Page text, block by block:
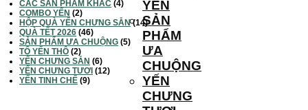
YẾN
SẢN
PHẨM
ƯA
CHUỘNG
YẾN
CHƯNG
CÁC SẢN PHẨM KHÁC (4)
COMBO YẾN (2)
HỘP QUÀ YẾN CHƯNG SẴN (14)
QUÀ TẾT 2026 (46)
SẢN PHẨM ƯA CHUỘNG (5)
TỔ YẾN THÔ (2)
YẾN CHƯNG SẴN (6)
YẾN CHƯNG TƯƠI (12)
YẾN TINH CHẾ (9)